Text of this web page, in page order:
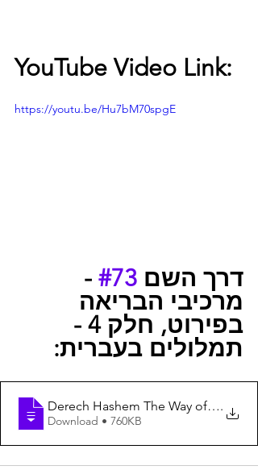
YouTube Video Link:
https://youtu.be/Hu7bM70spgE
דרך השם #73
-
מרכיבי הבריאה
בפירוט, חלק 4 -
תמלולים בעברית:
Derech Hashem The Way of God
.
Download • 760KB